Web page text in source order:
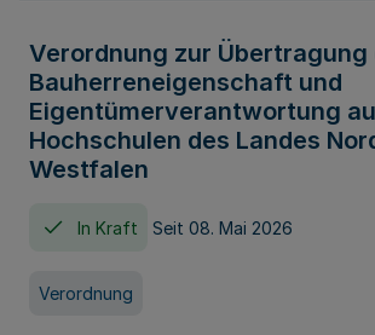
Verordnung zur Übertragung
Bauherreneigenschaft und
Eigentümerverantwortung
Hochschulen des Landes
Westfalen
In Kraft Seit 08. Mai 2026
Verordnung